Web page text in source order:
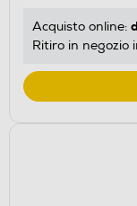
risparmio
energetico
di
Youreko.
Acquisto online:
Ritiro in negozio